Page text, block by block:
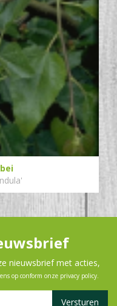
nieuwsbrief met acties,
op conform onze privacy policy.